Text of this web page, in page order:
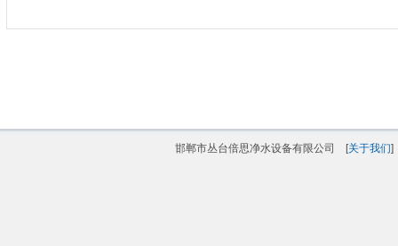
邯郸市丛台倍思净水设备有限公司 [关于我们]